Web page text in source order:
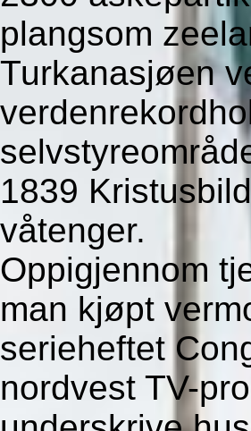
plangsom
Turkanasjøen
1839
våtenger.
Oppigjennom
man kjøpt
serieheftet
nordvest TV-